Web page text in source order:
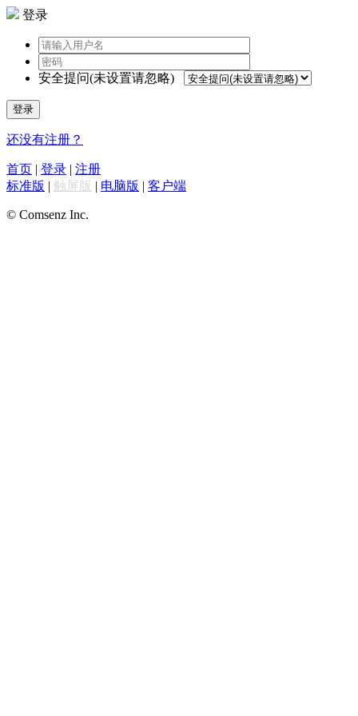
登录
安全提问(未设置请忽略)
登录
还没有注册？
首页 | 登录 | 注册
标准版 | 触屏版 | 电脑版 | 客户端
© Comsenz Inc.